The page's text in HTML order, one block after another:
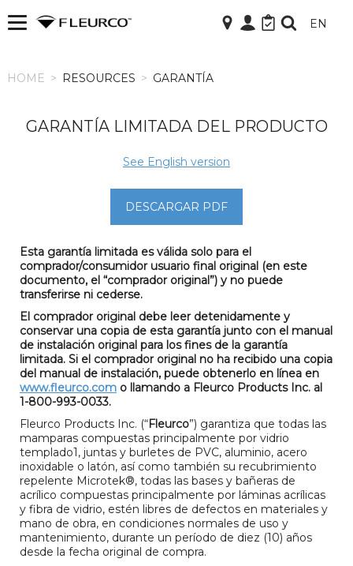
HOME EN
HOME > RESOURCES > GARANTÍA
GARANTÍA LIMITADA DEL PRODUCTO
See English version
DESCARGAR PDF
Esta garantía limitada es válida solo para el
comprador/consumidor usuario final original (en este
documento, el “comprador original”) y no puede
transferirse ni cederse.
El comprador original debe leer detenidamente y
conservar una copia de esta garantía junto con el manual
de instalación original para los fines de la garantía
limitada. Si el comprador original no ha recibido una copia
del manual de instalación, puede obtenerlo en línea en
www.fleurco.com o llamando a Fleurco Products Inc. al
1-800-993-0033.
Fleurco Products Inc. (“Fleurco”) garantiza que todas las
mamparas compuestas principalmente por vidrio
templado1, juntas y burletes de PVC, aluminio, acero
inoxidable o latón, así como también su recubrimiento
repelente Microtek®, todas las bases y bañeras de
acrílico compuestas principalmente por láminas acrílicas
y fibra de vidrio, estén libres de defectos en materiales y
mano de obra, en condiciones normales de uso y
mantenimiento, durante un período de diez (10) años
desde la fecha original de compra.